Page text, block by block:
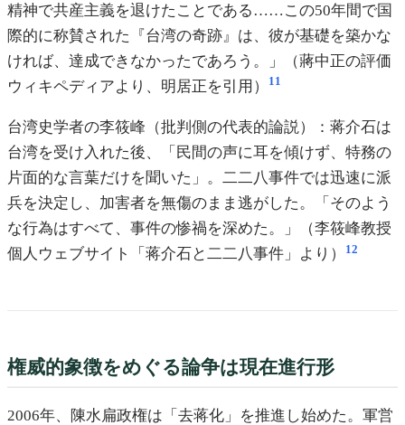
精神で共産主義を退けたことである……この50年間で国
際的に称賛された『台湾の奇跡』は、彼が基礎を築かな
ければ、達成できなかったであろう。」（蔣中正の評価
ウィキペディアより、明居正を引用）
11
台湾史学者の李筱峰（批判側の代表的論説）：蒋介石は
台湾を受け入れた後、「民間の声に耳を傾けず、特務の
片面的な言葉だけを聞いた」。二二八事件では迅速に派
兵を決定し、加害者を無傷のまま逃がした。「そのよう
な行為はすべて、事件の惨禍を深めた。」（李筱峰教授
個人ウェブサイト「蒋介石と二二八事件」より）
12
権威的象徴をめぐる論争は現在進行形
2006年、陳水扁政権は「去蒋化」を推進し始めた。軍営